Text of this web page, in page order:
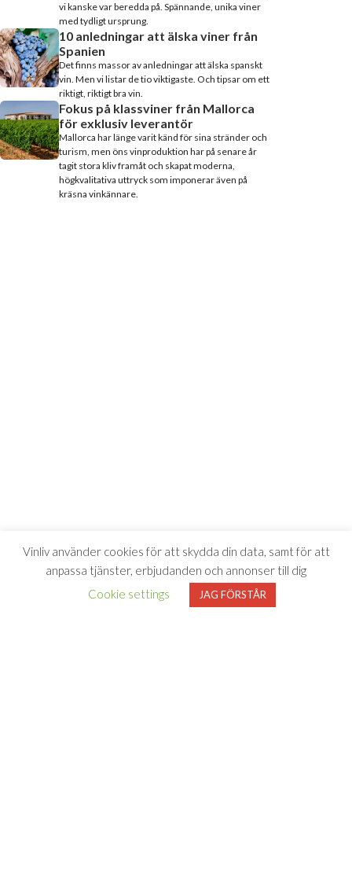
vi kanske var beredda på. Spännande, unika viner
med tydligt ursprung.
10 anledningar att älska viner från
Spanien
Det finns massor av anledningar att älska spanskt
vin. Men vi listar de tio viktigaste. Och tipsar om ett
riktigt, riktigt bra vin.
Fokus på klassviner från Mallorca
för exklusiv leverantör
Mallorca har länge varit känd för sina stränder och
turism, men öns vinproduktion har på senare år
tagit stora kliv framåt och skapat moderna,
högkvalitativa uttryck som imponerar även på
kräsna vinkännare.
Vinliv använder cookies för att skydda din data, samt för att
anpassa tjänster, erbjudanden och annonser till dig
Cookie settings
JAG FÖRSTÅR